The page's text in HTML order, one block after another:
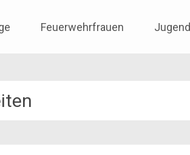
Feuerwehrfrauen Jugend